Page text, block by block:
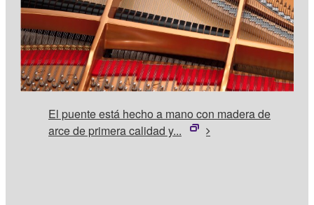
El puente está hecho a mano con madera de
arce de primera calidad y...